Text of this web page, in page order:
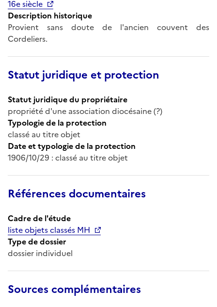
16e siècle
Description historique
Provient sans doute de l'ancien couvent des
Cordeliers.
Statut juridique et protection
Statut juridique du propriétaire
propriété d'une association diocésaine (?)
Typologie de la protection
classé au titre objet
Date et typologie de la protection
1906/10/29 : classé au titre objet
Références documentaires
Cadre de l'étude
liste objets classés MH
Type de dossier
dossier individuel
Sources complémentaires